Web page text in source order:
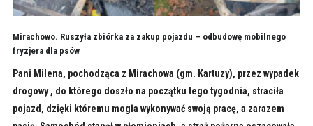
Mirachowo. Ruszyła zbiórka za zakup pojazdu – odbudowę mobilnego
fryzjera dla psów
Pani Milena, pochodząca z Mirachowa (gm. Kartuzy), przez wypadek
drogowy , do którego doszło na początku tego tygodnia, straciła
pojazd, dzięki któremu mogła wykonywać swoją pracę, a zarazem